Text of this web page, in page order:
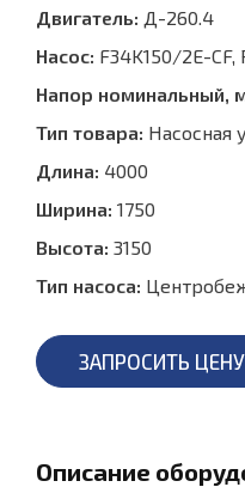
Двигатель: Д-260.4
Насос: F34K150/2E-
Напор номинальный,
Тип товара: Насосная
Длина: 4000
Ширина: 1750
Высота: 3150
Тип насоса:
ЗАПРОСИТЬ ЦЕНУ
Описание